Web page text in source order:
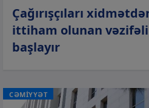
Çağırışçıları
ittiham olunan
başlayır
CƏMİYYƏT